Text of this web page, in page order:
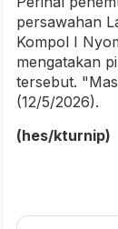
persawahan
Kompol I
mengatakan
tersebut.
(12/5/2026).
(hes/kturnip)